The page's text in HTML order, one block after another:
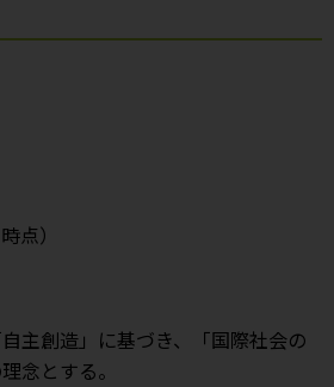
点）
主創造」に基づき、「国際社会の
念とする。